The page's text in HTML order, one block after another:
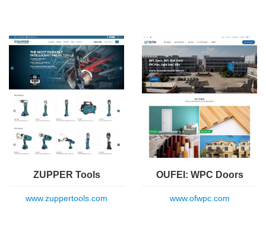
ZUPPER Tools
www.zuppertools.com
OUFEI: WPC Doors
www.ofwpc.com